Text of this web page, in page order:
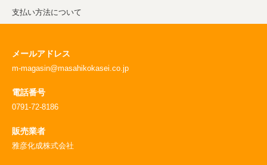
支払い方法について
メールアドレス
m-magasin@masahikokasei.co.jp
電話番号
0791-72-8186
販売業者
雅彦化成株式会社